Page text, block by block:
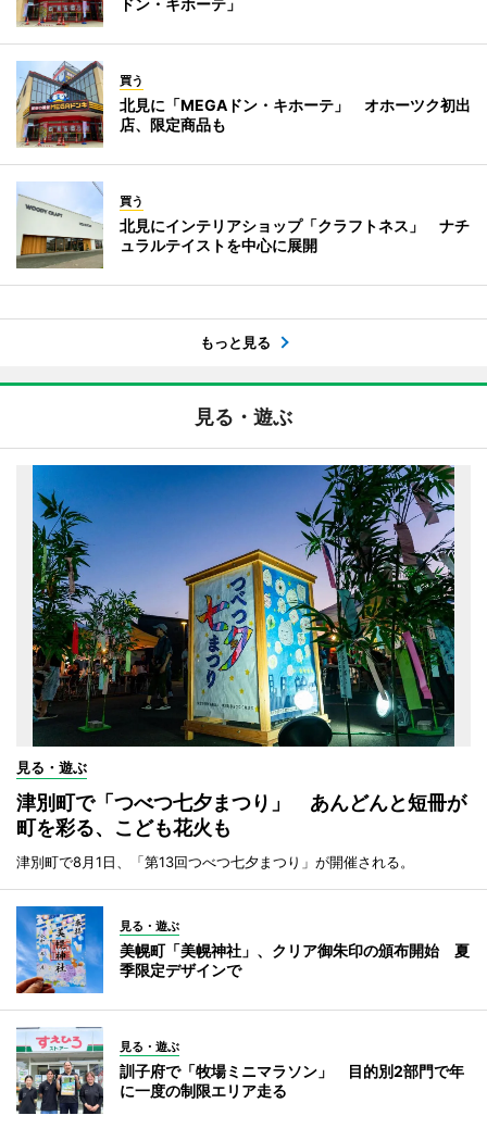
買う
北見に「MEGAドン・キホーテ」 オホーツク初出
店、限定商品も
買う
北見にインテリアショップ「クラフトネス」 ナチ
ュラルテイストを中心に展開
もっと見る
見る・遊ぶ
見る・遊ぶ
津別町で「つべつ七夕まつり」 あんどんと短冊が
町を彩る、こども花火も
津別町で8月1日、「第13回つべつ七夕まつり」が開催される。
見る・遊ぶ
美幌町「美幌神社」、クリア御朱印の頒布開始 夏
季限定デザインで
見る・遊ぶ
訓子府で「牧場ミニマラソン」 目的別2部門で年
に一度の制限エリア走る